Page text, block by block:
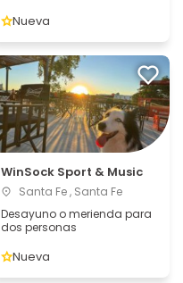
Nueva
WinSock Sport & Music
Santa Fe , Santa Fe
Desayuno o merienda para
dos personas
Nueva